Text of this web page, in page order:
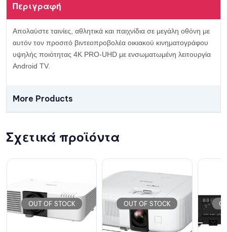
Περιγραφή
Απολαύστε ταινίες, αθλητικά και παιχνίδια σε μεγάλη οθόνη με
αυτόν τον προσιτό βιντεοπροβολέα οικιακού κινηματογράφου
υψηλής ποιότητας 4K PRO-UHD με ενσωματωμένη λειτουργία
Android TV.
More Products
Σχετικά προϊόντα
OUT OF STOCK OUT OF STOCK